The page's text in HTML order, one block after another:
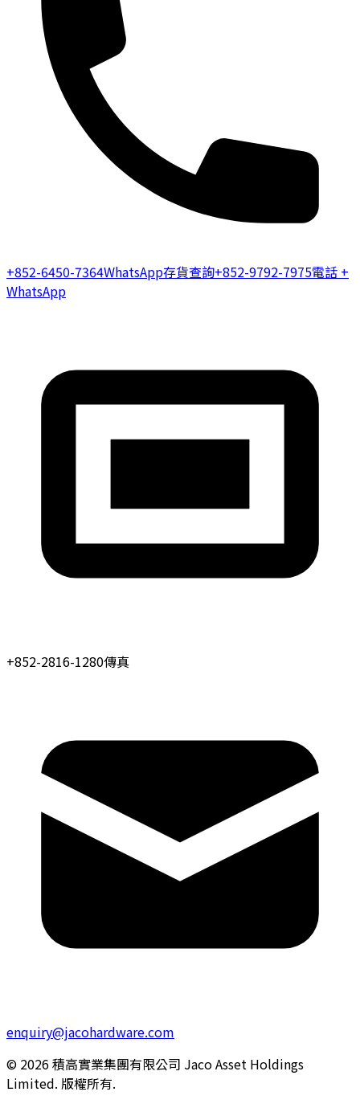
+852-6450-7364WhatsApp存貨查詢+852-9792-7975電話 +
WhatsApp
+852-2816-1280傳真
enquiry@jacohardware.com
© 2026 積高實業集團有限公司 Jaco Asset Holdings
Limited. 版權所有.